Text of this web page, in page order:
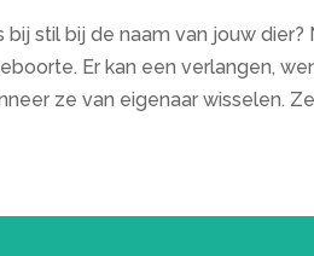
bij stil bij de naam van jouw
Er kan een verlangen,
ze van eigenaar wisselen.